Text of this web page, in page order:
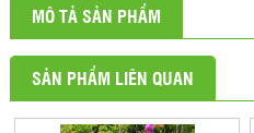
MÔ TẢ SẢN PHẨM
SẢN PHẨM LIÊN QUAN